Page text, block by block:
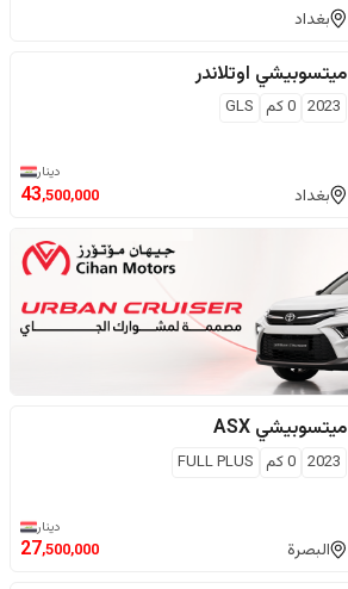
بغداد
ميتسوبيشي اوتلاندر
2023
0كم GLS
بغداد
دينار
43,500,000
ميتسوبيشي ASX
2023
0كم FULL PLUS
البصرة
دينار
27,500,000